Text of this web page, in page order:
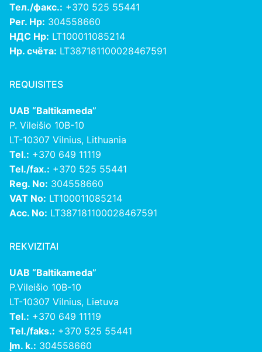
Тел./факс.: +370 525 55441
Рег. Нр: 304558660
НДС Нр: LT100011085214
Нр. счёта: LT387181100028467591
REQUISITES
UAB “Baltikameda”
P. Vileišio 10B-10
LT-10307 Vilnius, Lithuania
Tel.: +370 649 11119
Tel./fax.: +370 525 55441
Reg. No: 304558660
VAT No: LT100011085214
Acc. No: LT387181100028467591
REKVIZITAI
UAB “Baltikameda”
P.Vileišio 10B-10
LT-10307 Vilnius, Lietuva
Tel.: +370 649 11119
Tel./faks.: +370 525 55441
Įm. k.: 304558660